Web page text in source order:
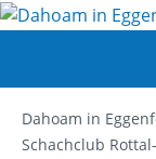
Dahoam in
Schachclub